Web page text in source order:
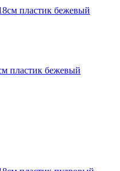
пластик бежевый